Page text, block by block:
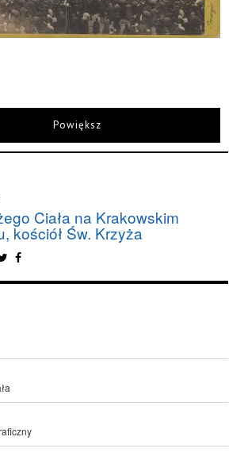
Powiększ
Ciała na Krakowskim
kościół Św. Krzyża